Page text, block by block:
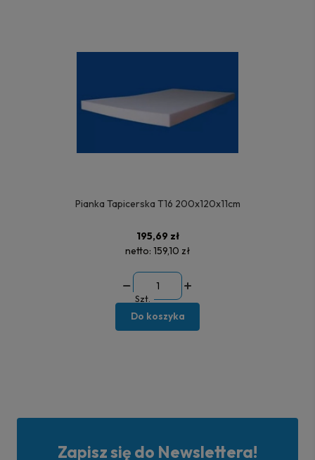
Pianka Tapicerska T16 200x120x11cm
195,69 zł
netto: 159,10 zł
Szt.
Do koszyka
Zapisz się do Newslettera!